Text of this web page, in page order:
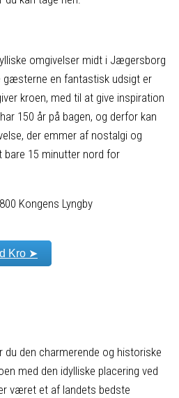
omgivelser midt i Jægersborg
gæsterne en fantastisk udsigt er
kroen, med til at give inspiration
150 år på bagen, og derfor kan
der emmer af nostalgi og
bare 15 minutter nord for
Kongens Lyngby
Kro ➤
du den charmerende og historiske
med den idylliske placering ved
været et af landets bedste